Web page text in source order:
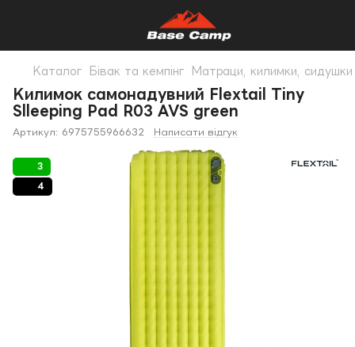
Каталог Бівак та кемпінг Матраци, килимки, сидушки
Килимок самонадувний Flextail Tiny
Slleeping Pad R03 AVS green
Артикул: 6975755966632 Написати відгук
3
4